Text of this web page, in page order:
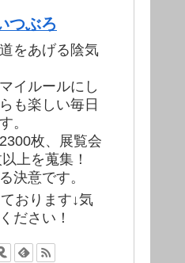
つぶろ
をあげる陰気
イルールにし
も楽しい毎日
。
枚、展覧会
上を蒐集！
決意です。
おります↓気
ださい！